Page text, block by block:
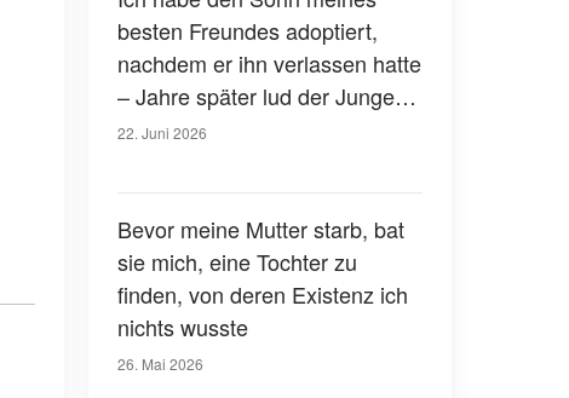
besten Freundes adoptiert,
nachdem er ihn verlassen hatte
– Jahre später lud der Junge
seinen leiblichen Vater zu
Tränen ausbrach
22. Juni 2026
Bevor meine Mutter starb, bat
sie mich, eine Tochter zu
finden, von deren Existenz ich
nichts wusste
26. Mai 2026